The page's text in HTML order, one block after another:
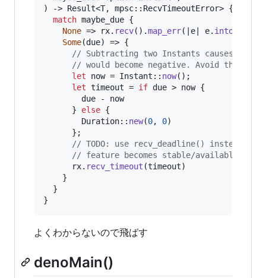
)
-> Result<T, mpsc:: RecvTimeoutError> {
match maybe_due {
None => rx. recv( ) .map_err( |e| e. into
Some(due) => {
// Subtracting two Instants causes a
// would become negative. Avoid this.
let now = Instant :: now( ) ;
let timeout = if due > now {
        due - now
}
else {
Duration:: new(0, 0)
} ;
// TODO: use recv_deadline() instead of
// feature becomes stable/available.
      rx
. recv_timeout (timeout)
}
}
}
よくわからないので飛ばす
denoMain()